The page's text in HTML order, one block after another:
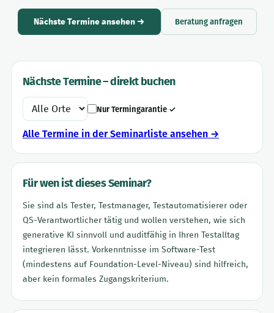
Nächste Termine ansehen → Beratung anfragen
Nächste Termine – direkt buchen
Nur Termingarantie ✓
Alle Termine in der Seminarliste ansehen →
Für wen ist dieses Seminar?
Sie sind als Tester, Testmanager, Testautomatisierer oder
QS-Verantwortlicher tätig und wollen verstehen, wie sich
generative KI sinnvoll und auditfähig in Ihren Testalltag
integrieren lässt. Vorkenntnisse im Software-Test
(mindestens auf Foundation-Level-Niveau) sind hilfreich,
aber kein formales Zugangskriterium.